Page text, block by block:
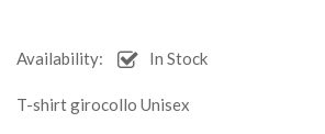
Availability: In Stock
T-shirt girocollo Unisex